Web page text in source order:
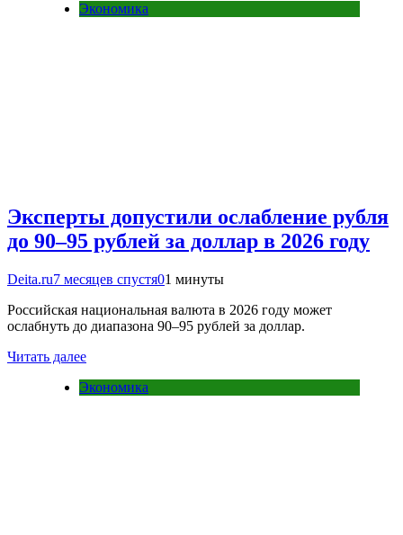
Экономика
Эксперты допустили ослабление рубля
до 90–95 рублей за доллар в 2026 году
Deita.ru7 месяцев спустя01 минуты
Российская национальная валюта в 2026 году может
ослабнуть до диапазона 90–95 рублей за доллар.
Читать далее
Экономика